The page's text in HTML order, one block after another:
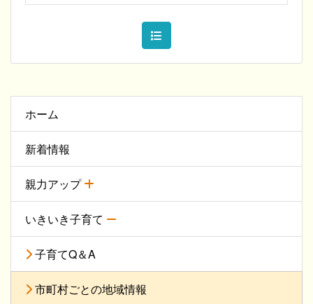
ホーム
新着情報
親力アップ
いきいき子育て
子育てQ＆A
市町村ごとの地域情報